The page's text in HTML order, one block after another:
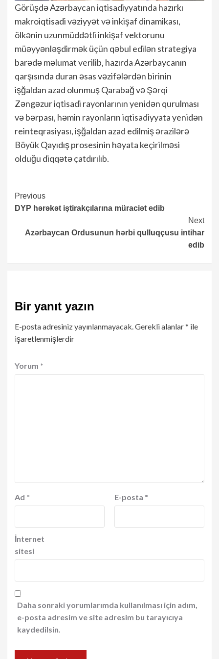
Görüşdə Azərbaycan iqtisadiyyatında hazırkı
makroiqtisadi vəziyyət və inkişaf dinamikası,
ölkənin uzunmüddətli inkişaf vektorunu
müəyyənləşdirmək üçün qəbul edilən strategiya
barədə məlumat verilib, hazırda Azərbaycanın
qarşısında duran əsas vəzifələrdən birinin
işğaldan azad olunmuş Qarabağ və Şərqi
Zəngəzur iqtisadi rayonlarının yenidən qurulması
və bərpası, həmin rayonların iqtisadiyyata yenidən
reinteqrasiyası, işğaldan azad edilmiş ərazilərə
Böyük Qayıdış prosesinin həyata keçirilməsi
olduğu diqqətə çatdırılıb.
Continue
Reading
Previous
DYP hərəkət iştirakçılarına müraciət edib
Next
Azərbaycan Ordusunun hərbi qulluqçusu intihar
edib
Bir yanıt yazın
E-posta adresiniz yayınlanmayacak. Gerekli alanlar* ile
işaretlenmişlerdir
Yorum *
Ad * E-posta *
İnternet
sitesi
Daha sonraki yorumlarımda kullanılması için adım,
e-posta adresim ve site adresim bu tarayıcıya
kaydedilsin.